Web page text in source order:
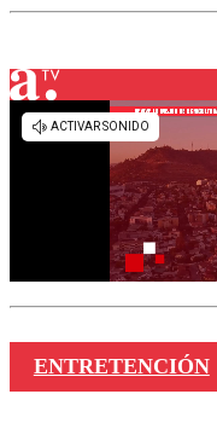
ENTRETENCIÓN